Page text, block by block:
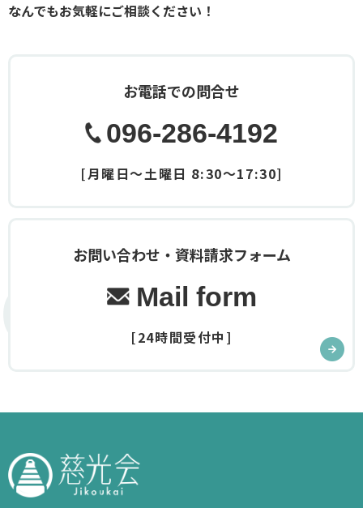
Contact
なんでもお気軽にご相談ください！
お電話での問合せ
096-286-4192
[月曜日～土曜日 8:30～17:30]
お問い合わせ・資料請求フォーム
Mail form
[24時間受付中]